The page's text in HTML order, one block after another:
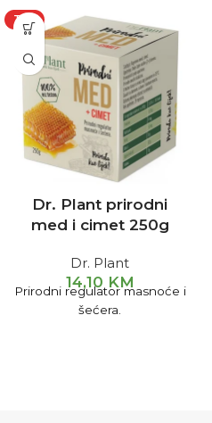
TOP
Dr. Plant prirodni
med i cimet 250g
Dr. Plant
14,10 KM
Prirodni regulator masnoće i
šećera.